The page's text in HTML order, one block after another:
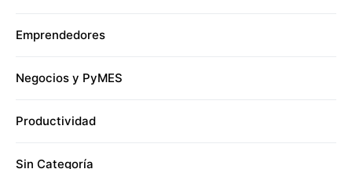
Emprendedores
Negocios y PyMES
Productividad
Sin Categoría